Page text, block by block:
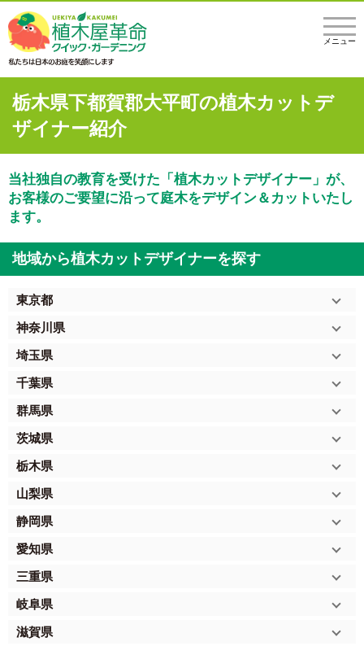
メニュー
栃木県下都賀郡大平町の植木カットデ
ザイナー紹介
当社独自の教育を受けた「植木カットデザイナー」が、
お客様のご要望に沿って庭木をデザイン＆カットいたし
ます。
地域から植木カットデザイナーを探す
東京都
神奈川県
埼玉県
千葉県
群馬県
茨城県
栃木県
山梨県
静岡県
愛知県
三重県
岐阜県
滋賀県